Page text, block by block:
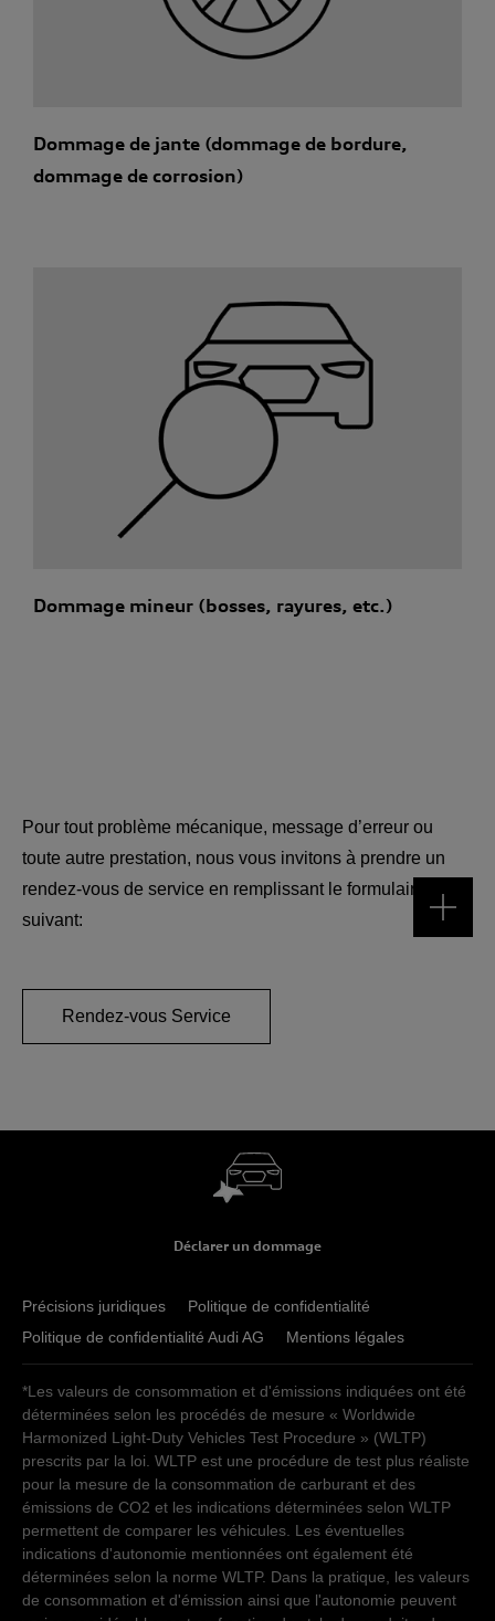
Dommage de jante (dommage de bordure,
dommage de corrosion)
Dommage mineur (bosses, rayures, etc.)
Pour tout problème mécanique, message d’erreur ou
toute autre prestation, nous vous invitons à prendre un
rendez-vous de service en remplissant le formulaire
suivant:
Rendez-vous Service
Déclarer un dommage
Précisions juridiques
Politique de confidentialité
Politique de confidentialité Audi AG
Mentions légales
*Les valeurs de consommation et d'émissions indiquées ont été
déterminées selon les procédés de mesure « Worldwide
Harmonized Light-Duty Vehicles Test Procedure » (WLTP)
prescrits par la loi. WLTP est une procédure de test plus réaliste
pour la mesure de la consommation de carburant et des
émissions de CO2 et les indications déterminées selon WLTP
permettent de comparer les véhicules. Les éventuelles
indications d'autonomie mentionnées ont également été
déterminées selon la norme WLTP. Dans la pratique, les valeurs
de consommation et d'émission ainsi que l'autonomie peuvent